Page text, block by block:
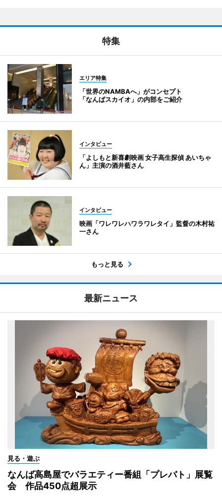
特集
エリア特集
「世界のNAMBAへ」がコンセプト
「なんばスカイオ」の内部をご紹介
インタビュー
「よしもと新喜劇映画 女子高生探偵 あいちゃ
ん」主演の酒井藍さん
インタビュー
映画「ワレワレハワラワレタイ」監督の木村祐
一さん
もっと見る
最新ニュース
見る・遊ぶ
なんば高島屋でバラエティー番組「プレバト」展覧
会 作品450点超展示